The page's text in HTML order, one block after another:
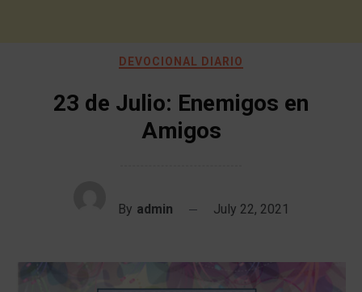
DEVOCIONAL DIARIO
23 de Julio: Enemigos en
Amigos
By admin July 22, 2021